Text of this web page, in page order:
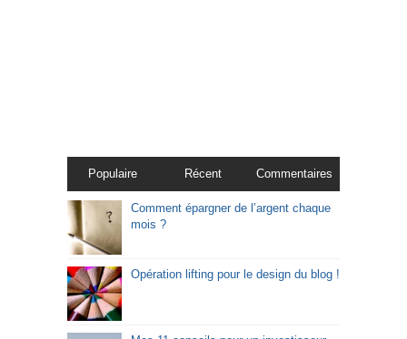
Populaire Récent Commentaires
Comment épargner de l’argent chaque
mois ?
Opération lifting pour le design du blog !